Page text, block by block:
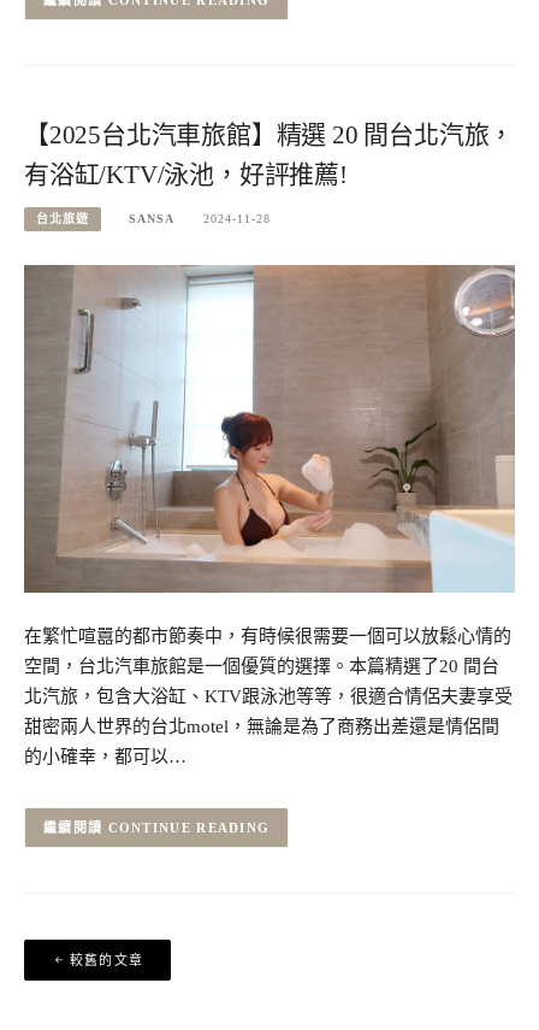
【2025台北汽車旅館】精選 20 間台北汽旅，
有浴缸/KTV/泳池，好評推薦!
台北旅遊 SANSA 2024-11-28
在繁忙喧囂的都市節奏中，有時候很需要一個可以放鬆心情的
空間，台北汽車旅館是一個優質的選擇。本篇精選了20 間台
北汽旅，包含大浴缸、KTV跟泳池等等，很適合情侶夫妻享受
甜密兩人世界的台北motel，無論是為了商務出差還是情侶間
的小確幸，都可以…
CONTINUE READING
文
章
較舊的文章